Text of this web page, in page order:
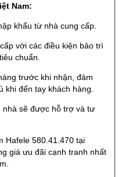
Nam:
khẩu từ nhà cung cấp.
với các điều kiện bảo trì
chuẩn.
trước khi nhận, đảm
khi đến tay khách hàng.
nhà sẽ được hỗ trợ và tư
Hafele 580.41.470 tại
giá ưu đãi cạnh tranh nhất